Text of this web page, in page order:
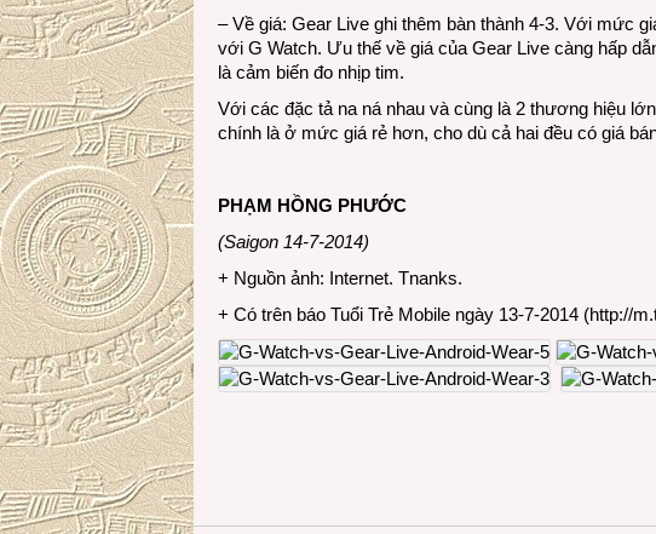
– Về giá: Gear Live ghi thêm bàn thành 4-3. Với mức
với G Watch. Ưu thế về giá của Gear Live càng hấp
là cảm biến đo nhịp tim.
Với các đặc tả na ná nhau và cùng là 2 thương hiệu
chính là ở mức giá rẻ hơn, cho dù cả hai đều có giá
PHẠM HỒNG PHƯỚC
(Saigon 14-7-2014)
+ Nguồn ảnh: Internet. Tnanks.
+ Có trên báo Tuổi Trẻ Mobile ngày 13-7-2014 (http://